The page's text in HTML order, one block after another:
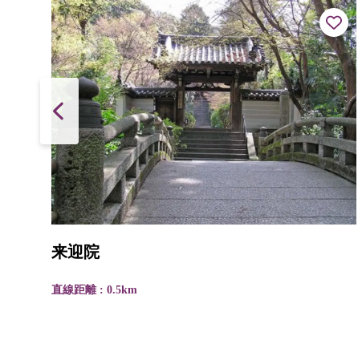
来迎院
直線距離 : 0.5km